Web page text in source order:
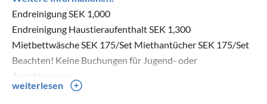
Endreinigung SEK 1,000
Endreinigung Haustieraufenthalt SEK 1,300
Mietbettwäsche SEK 175/Set Miethantücher SEK 175/Set
Beachten! Keine Buchungen für Jugend- oder
Angelgruppen
weiterlesen